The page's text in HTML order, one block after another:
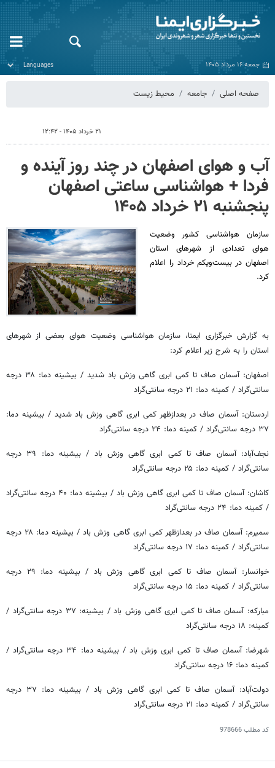
جمعه ۱۶ مرداد ۱۴۰۵
صفحه اصلی جامعه محیط زیست
۲۱ خرداد ۱۴۰۵ - ۱۲:۴۲
آب و هوای اصفهان در چند روز آینده و
فردا + هواشناسی ساعتی اصفهان
پنجشنبه ۲۱ خرداد ۱۴۰۵
سازمان هواشناسی کشور وضعیت
هوای تعدادی از شهرهای استان
اصفهان در بیست‌ویکم خرداد را اعلام
کرد.
به گزارش خبرگزاری ایمنا، سازمان هواشناسی وضعیت هوای بعضی از شهرهای
استان را به شرح زیر اعلام کرد:
اصفهان: آسمان صاف تا کمی ابری گاهی وزش باد شدید / بیشینه دما: ۳۸ درجه
سانتی‌گراد / کمینه دما: ۲۱ درجه سانتی‌گراد
اردستان: آسمان صاف در بعدازظهر کمی ابری گاهی وزش باد شدید / بیشینه دما:
۳۷ درجه سانتی‌گراد / کمینه دما: ۲۴ درجه سانتی‌گراد
نجف‌آباد: آسمان صاف تا کمی ابری گاهی وزش باد / بیشینه دما: ۳۹ درجه
سانتی‌گراد / کمینه دما: ۲۵ درجه سانتی‌گراد
کاشان: آسمان صاف تا کمی ابری گاهی وزش باد / بیشینه دما: ۴۰ درجه سانتی‌گراد
/ کمینه دما: ۲۴ درجه سانتی‌گراد
سمیرم: آسمان صاف در بعدازظهر کمی ابری گاهی وزش باد / بیشینه دما: ۲۸ درجه
سانتی‌گراد / کمینه دما: ۱۷ درجه سانتی‌گراد
خوانسار: آسمان صاف تا کمی ابری گاهی وزش باد / بیشینه دما: ۲۹ درجه
سانتی‌گراد / کمینه دما: ۱۵ درجه سانتی‌گراد
مبارکه: آسمان صاف تا کمی ابری گاهی وزش باد / بیشینه: ۳۷ درجه سانتی‌گراد /
کمینه: ۱۸ درجه سانتی‌گراد
شهرضا: آسمان صاف تا کمی ابری وزش باد / بیشینه دما: ۳۴ درجه سانتی‌گراد /
کمینه دما: ۱۶ درجه سانتی‌گراد
دولت‌آباد: آسمان صاف تا کمی ابری گاهی وزش باد / بیشینه دما: ۳۷ درجه
سانتی‌گراد / کمینه دما: ۲۱ درجه سانتی‌گراد
کد مطلب978666